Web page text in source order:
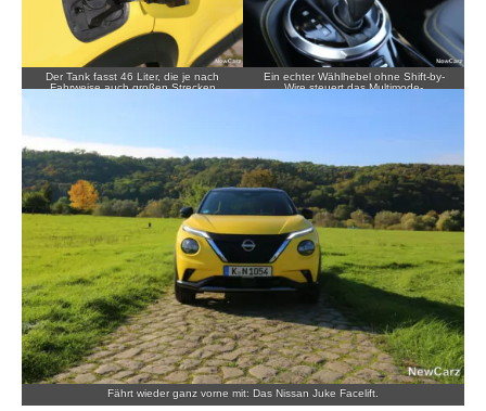
Der Tank fasst 46 Liter, die je nach
Fahrweise auch großen Strecken
Ein echter Wählhebel ohne Shift-by-
Wire steuert das Multimode-
Fährt wieder ganz vorne mit: Das Nissan Juke Facelift.